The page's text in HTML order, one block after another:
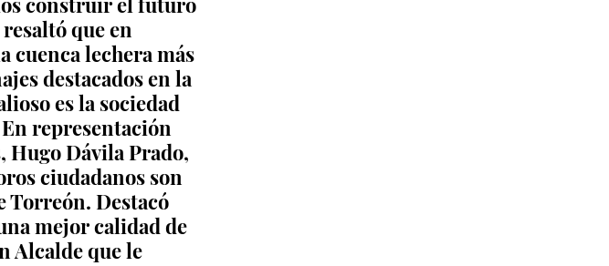
que en
cuenca lechera más
destacados en la
es la sociedad
representación
Hugo Dávila Prado,
ciudadanos son
Torreón. Destacó
mejor calidad de
Alcalde que le